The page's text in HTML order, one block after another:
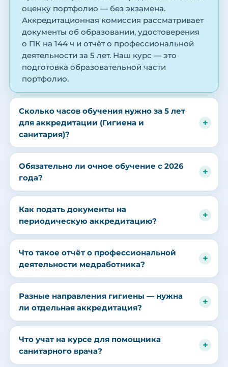
оценку портфолио — без экзамена.
Аккредитационная комиссия рассматривает
документы об образовании, удостоверения
о ПК на 144 ч и отчёт о профессиональной
деятельности за 5 лет. Наш курс — это
подготовка образовательной части
портфолио.
Сколько часов обучения нужно за 5 лет
для аккредитации (Гигиена и
санитария)?
Обязательно ли очное обучение с 2026
года?
Как подать документы на
периодическую аккредитацию?
Что такое отчёт о профессиональной
деятельности медработника?
Разные направления гигиены — нужна
ли отдельная аккредитация?
Что учат на курсе для помощника
санитарного врача?